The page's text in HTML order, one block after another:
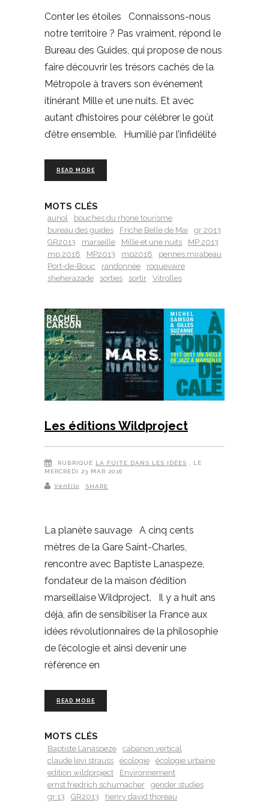
Conter les étoiles Connaissons-nous
notre territoire ? Pas vraiment, répond le
Bureau des Guides, qui propose de nous
faire découvrir les trésors cachés de la
Métropole à travers son événement
itinérant Mille et une nuits. Et avec
autant d’histoires pour célébrer le goût
d’être ensemble. Humilié par l’infidélité
READ MORE
MOTS CLÉS
auriol
bouches du rhone tourisme
bureau des guides
Friche Belle de Mai
gr 2013
GR2013
marseille Mille et une nuits
MP 2013
mp 2018
MP2013 mp2018
pennes mirabeau
Port-de-Bouc
randonnée
roquevaire
sheherazade
sorties sortir Vitrolles
Les éditions Wildproject
RUBRIQUE LA FUITE DANS LES IDÉES , LE
MERCREDI 23 MAR 2016
Ventilo SHARE
La planète sauvage A cinq cents
mètres de la Gare Saint-Charles,
rencontre avec Baptiste Lanaspeze,
fondateur de la maison d’édition
marseillaise Wildproject. Il y a huit ans
déjà, afin de sensibiliser la France aux
idées révolutionnaires de la philosophie
de l’écologie et ainsi devenir une
référence en
READ MORE
MOTS CLÉS
Baptiste Lanaspeze
cabanon vertical
claude levi strauss
écologie
écologie urbaine
edition wildproject
Environnement
ernst friedrich schumacher
gender studies
gr 13
GR2013
henry david thoreau